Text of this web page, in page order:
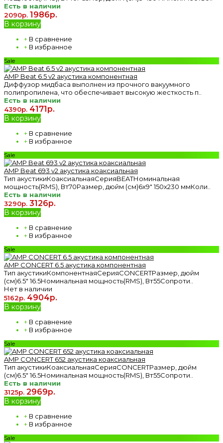
Есть в наличии
2090р. 1986р.
В корзину
+ В сравнение
+ В избранное
Sale
AMP Beat 6.5 v2 акустика компонентная
Диффузор мидбаса выполнен из прочного вакуумного
полипропилена, что обеспечивает высокую жесткость п..
Есть в наличии
4390р. 4171р.
В корзину
+ В сравнение
+ В избранное
Sale
AMP Beat 693 v2 акустика коаксиальная
Тип акустикиКоаксиальнаяСерияBEATНоминальная
мощность(RMS), Вт70Размер, дюйм (см)6х9" 150х230 ммКоли..
Есть в наличии
3290р. 3126р.
В корзину
+ В сравнение
+ В избранное
Sale
AMP CONCERT 6.5 акустика компонентная
Тип акустикиКомпонентнаяСерияCONCERTРазмер, дюйм
(см)6.5" 16.5Номинальная мощность(RMS), Вт55Сопроти..
Нет в наличии
5162р. 4904р.
В корзину
+ В сравнение
+ В избранное
Sale
AMP CONCERT 652 акустика коаксиальная
Тип акустикиКоаксиальнаяСерияCONCERTРазмер, дюйм
(см)6.5" 16.5Номинальная мощность(RMS), Вт55Сопроти..
Есть в наличии
3125р. 2969р.
В корзину
+ В сравнение
+ В избранное
Sale